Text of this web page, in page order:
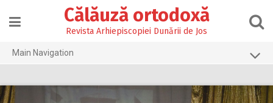
content
Călăuză ortodoxă
Revista Arhiepiscopiei Dunării de Jos
Main Navigation
2026